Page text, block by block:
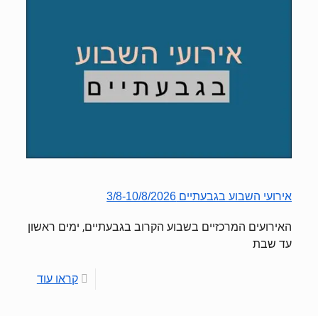
אירועי השבוע בגבעתיים 3/8-10/8/2026
האירועים המרכזיים בשבוע הקרוב בגבעתיים, ימים ראשון
עד שבת
קראו עוד